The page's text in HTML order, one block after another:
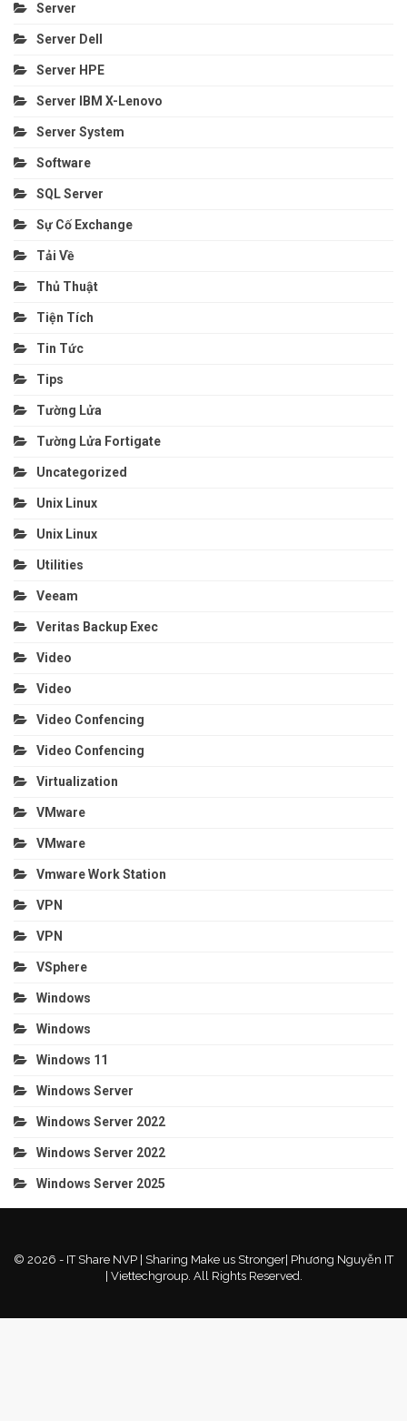
Server
Server Dell
Server HPE
Server IBM X-Lenovo
Server System
Software
SQL Server
Sự Cố Exchange
Tải Về
Thủ Thuật
Tiện Tích
Tin Tức
Tips
Tường Lửa
Tường Lửa Fortigate
Uncategorized
Unix Linux
Unix Linux
Utilities
Veeam
Veritas Backup Exec
Video
Video
Video Confencing
Video Confencing
Virtualization
VMware
VMware
Vmware Work Station
VPN
VPN
VSphere
Windows
Windows
Windows 11
Windows Server
Windows Server 2022
Windows Server 2022
Windows Server 2025
© 2026 - IT Share NVP | Sharing Make us Stronger| Phương Nguyễn IT
| Viettechgroup. All Rights Reserved.